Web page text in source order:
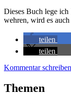
Dieses Buch lege
wehren, wird es
teilen
teilen
Kommentar schreiben
Themen